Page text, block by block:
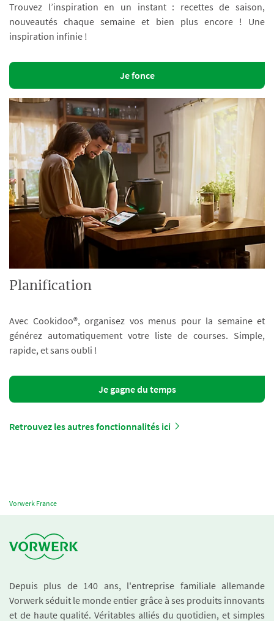
Trouvez l’inspiration en un instant : recettes de saison,
nouveautés chaque semaine et bien plus encore ! Une
inspiration infinie !
Je fonce
Planification
Avec Cookidoo®, organisez vos menus pour la semaine et
générez automatiquement votre liste de courses. Simple,
rapide, et sans oubli !
Je gagne du temps
Retrouvez les autres fonctionnalités ici
Vorwerk France
Depuis plus de 140 ans, l'entreprise familiale allemande
Vorwerk séduit le monde entier grâce à ses produits innovants
et de haute qualité. Véritables alliés du quotidien, et simples